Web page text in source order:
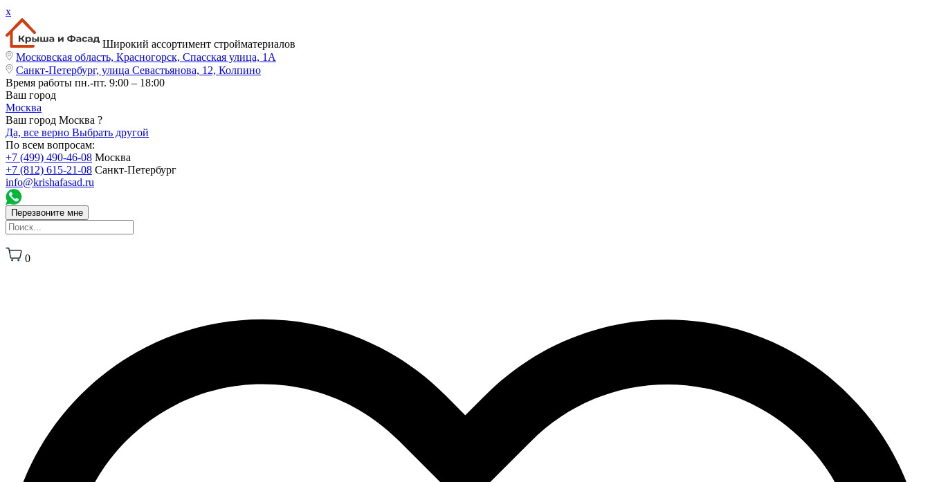
x
Широкий ассортимент стройматериалов
Московская область, Красногорск, Спасская улица, 1А
Санкт-Петербург, улица Севастьянова, 12, Колпино
Время работы пн.-пт. 9:00 – 18:00
Ваш город
Москва
Ваш город Москва ?
Да, все верно Выбрать другой
По всем вопросам:
+7 (499) 490-46-08 Москва
+7 (812) 615-21-08 Санкт-Петербург
info@krishafasad.ru
Перезвоните мне
0